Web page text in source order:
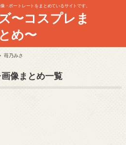
・ポートレートをまとめているサイトです。
〜コスプレま
とめ〜
苺乃みさ
画像まとめ一覧